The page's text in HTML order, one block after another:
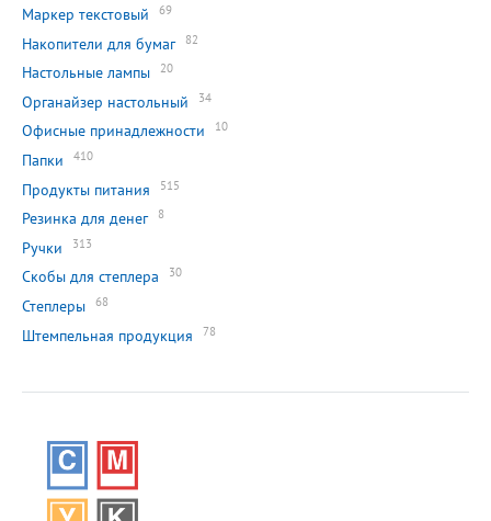
Маркер текстовый 69
Накопители для бумаг 82
Настольные лампы 20
Органайзер настольный 34
Офисные принадлежности 10
Папки 410
Продукты питания 515
Резинка для денег 8
Ручки 313
Скобы для степлера 30
Степлеры 68
Штемпельная продукция 78